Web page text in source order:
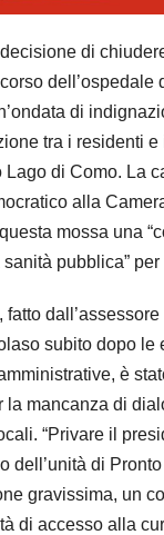
di
dell’ospedale
di
tra i residenti e
Lago di Como. La
alla
mossa una
pubblica”
fatto
subito dopo le
è
la mancanza di
“Privare il
dell’unità di
gravissima, un
di accesso alla